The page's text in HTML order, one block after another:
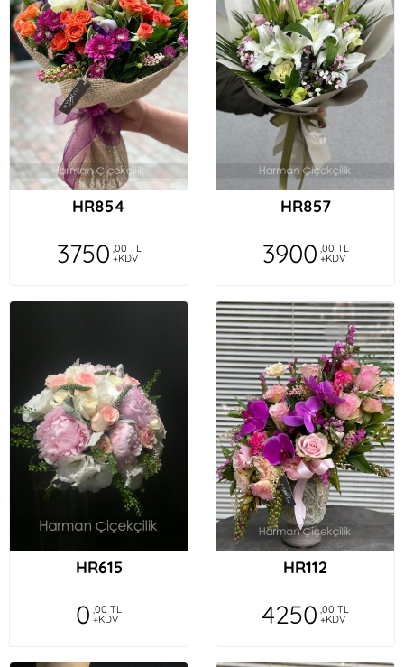
HR854
3750 ,00 TL
+KDV
HR857
3900 ,00 TL
+KDV
HR615
0 ,00 TL
+KDV
HR112
4250 ,00 TL
+KDV